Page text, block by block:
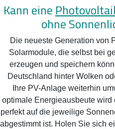
Kann eine
ohne
Die neueste Generation von
Solarmodule, die selbst bei
erzeugen und speichern
Deutschland hinter Wolken
Ihre PV-Anlage weiterhin
optimale Energieausbeute
perfekt auf die jeweilige
abgestimmt ist. Holen Sie sich